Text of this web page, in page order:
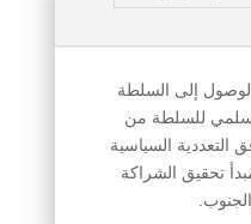
الوصول إلى السلطة
للسلطة من
التعددية السياسية
تحقيق الشراكة